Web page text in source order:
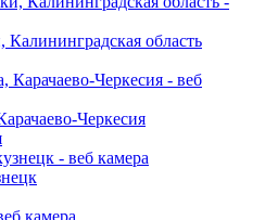
область
Черкесия